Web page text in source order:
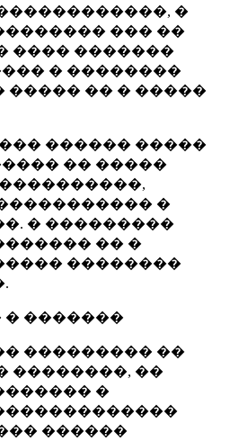
�
��� ��
���� �������
� ��������
����� �� � �����
������ �����
�� �����
�
� ���������
�� �
��������
� �������
��������� ��
��������, ��
�
������